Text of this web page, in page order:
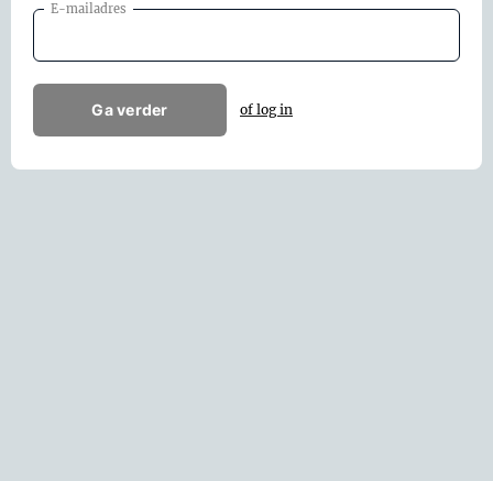
E-mailadres
Ga verder of log in